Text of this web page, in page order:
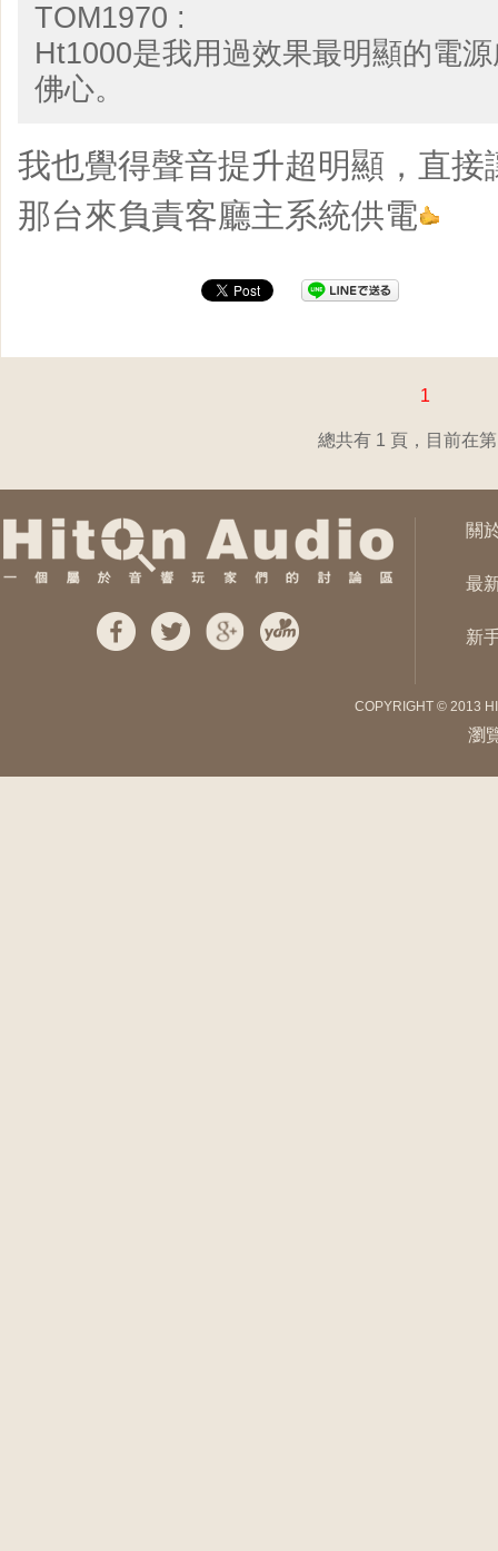
TOM1970 :
Ht1000是我用過效果最明顯的電
佛心。
我也覺得聲音提升超明顯，直
那台來負責客廳主系統供電
1
總共有 1 頁，目前在
關
最
新
COPYRIGHT © 2013
瀏